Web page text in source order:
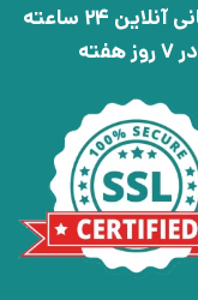
پشتیبانی آنلاین 24 ساعته
در 7 روز هفته